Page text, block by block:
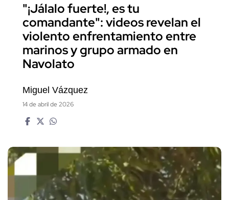
"¡Jálalo fuerte!, es tu
comandante": videos revelan el
violento enfrentamiento entre
marinos y grupo armado en
Navolato
Miguel Vázquez
14 de abril de 2026